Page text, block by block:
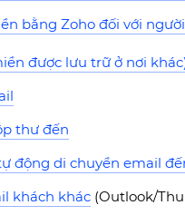
bằng Zoho đối với
được lưu trữ ở nơi
thư đến
động di chuyển email
khách khác (Outlook/